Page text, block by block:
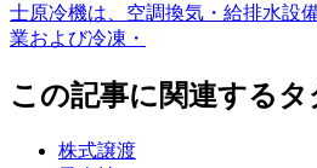
士原冷機は、空調換気・給排水設
業および冷凍・
この記事に関連するタ
株式譲渡